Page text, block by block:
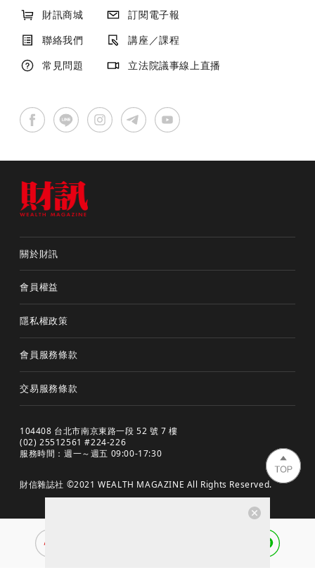
財訊商城
訂閱電子報
聯絡我們
講座／課程
常見問題
立法院議事線上直播
關於財訊
會員權益
隱私權政策
會員服務條款
交易服務條款
104408 台北市南京東路一段 52 號 7 樓
(02) 25512561 #224-226
服務時間：週一～週五 09:00-17:30
財信雜誌社 ©2021 WEALTH MAGAZINE All Rights Reserved.